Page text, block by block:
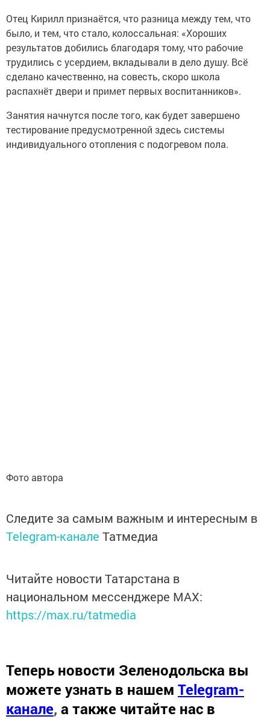
Отец Кирилл признаётся, что разница между тем, что
было, и тем, что стало, колоссальная: «Хороших
результатов добились благодаря тому, что рабочие
трудились с усердием, вкладывали в дело душу. Всё
сделано качественно, на совесть, скоро школа
распахнёт двери и примет первых воспитанников».
Занятия начнутся после того, как будет завершено
тестирование предусмотренной здесь системы
индивидуального отопления с подогревом пола.
Фото автора
Следите за самым важным и интересным в
Telegram-канале Татмедиа
Читайте новости Татарстана в
национальном мессенджере MАХ:
https://max.ru/tatmedia
Теперь новости Зеленодольска вы
можете узнать в нашем Telegram-
канале, а также читайте нас в